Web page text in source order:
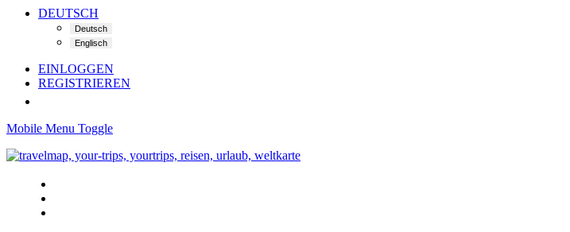
DEUTSCH
EINLOGGEN
REGISTRIEREN
Mobile Menu Toggle